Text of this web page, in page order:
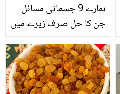
ہمارے 9 جسمانی مسائل
جن کا حل صرف زیرے میں